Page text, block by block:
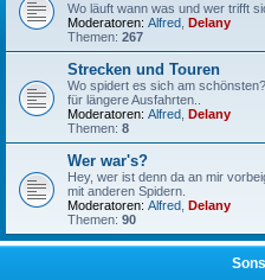
Wo läuft wann was und wer trifft
Moderatoren: Alfred Delany
Themen: 267
Strecken und Touren
Wo spidert es sich am
für längere Ausfahrten..
Moderatoren: Alfred Delany
Themen: 8
Wer war's?
Hey, wer ist denn da an mir
mit anderen Spidern.
Moderatoren: Alfred Delany
Themen: 90